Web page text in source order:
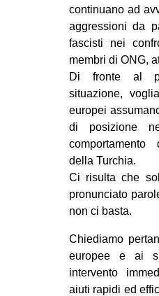
continuano ad
aggressioni da
fascisti nei
membri di ONG,
Di fronte al
situazione,
europei
di posizione
della Turchia.
Ci risulta che
pronunciato
non ci basta.
Chiediamo
europee e ai
intervento
aiuti rapidi ed